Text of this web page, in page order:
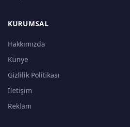
KURUMSAL
Hakkımızda
Künye
Gizlilik Politikası
İletişim
Reklam